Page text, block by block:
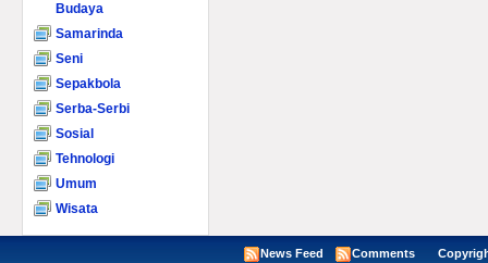
Budaya
Samarinda
Seni
Sepakbola
Serba-Serbi
Sosial
Tehnologi
Umum
Wisata
News Feed Comments Copyright